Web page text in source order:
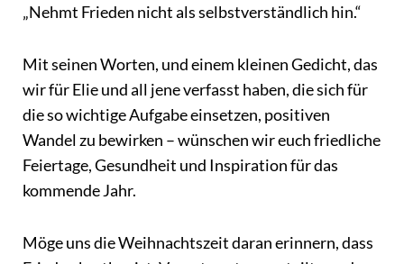
„Nehmt Frieden nicht als selbstverständlich hin.“
Mit seinen Worten, und einem kleinen Gedicht, das
wir für Elie und all jene verfasst haben, die sich für
die so wichtige Aufgabe einsetzen, positiven
Wandel zu bewirken – wünschen wir euch friedliche
Feiertage, Gesundheit und Inspiration für das
kommende Jahr.
Möge uns die Weihnachtszeit daran erinnern, dass